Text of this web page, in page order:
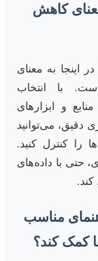
معنای کاهش
اینجا به معنای
با انتخاب
و ابزارهای
دقیق، می‌توانید
را کنترل کنید.
حتی با داده‌های
کند.
مناسب
کمک کند؟